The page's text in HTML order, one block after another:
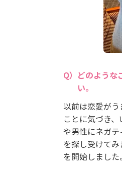
どのような
い。
以前は恋愛が
ことに気づき
や男性にネガ
を探し受けて
を開始しました。